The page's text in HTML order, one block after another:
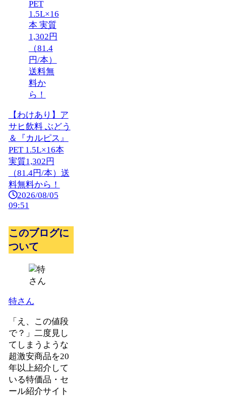
【わけあり】ア
サヒ飲料 ぶどう
＆『カルピス』
PET 1.5L×16本
実質1,302円
（81.4円/本）送
料無料から！
2026/08/05
09:51
このブログに
ついて
特さん
「え、この値段
で？」二度見し
てしまうような
超激安商品を20
年以上紹介して
いる特価品・セ
ール紹介サイト